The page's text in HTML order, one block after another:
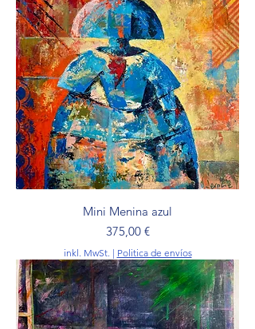
Mini Menina azul
Preis
375,00 €
inkl. MwSt. | Politica de envíos